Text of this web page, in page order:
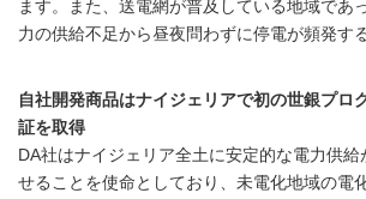
ます。また、送電網が普及している地域であ
力の供給不足から昼夜問わずに停電が頻発す
自社開発商品はナイジェリアで初の世銀プロ
証を取得
DA社はナイジェリア全土に安定的な電力供給
せることを使命としており、未電化地域の電